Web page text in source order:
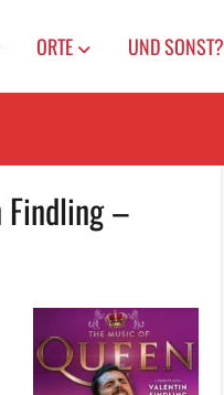
ORTE UND SONST?
Findling –